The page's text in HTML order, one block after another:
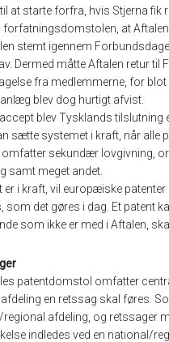
at starte forfra, hvis Stjerna fik
forfatningsdomstolen, at
stemt igennem
Dermed måtte Aftalen retur
fra medlemmerne, for
blev dog hurtigt afvist.
blev Tysklands
sætte systemet i kraft, når
omfatter sekundær lovgivning,
samt meget andet.
er i kraft, vil europæiske
som det gøres i dag. Et
som ikke er med i Aftalen,
patentdomstol omfatter
en retssag skal føres.
afdeling, og retssager
indledes ved en national/